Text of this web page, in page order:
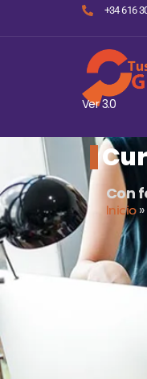
+34 616
Ver 3.0
Con
Inicio»